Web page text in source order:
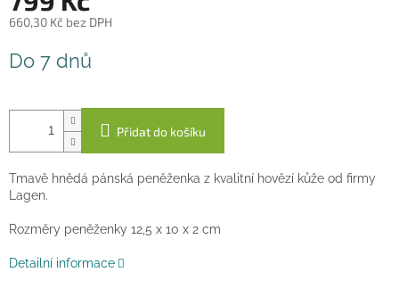
660,30 Kč bez DPH
cena:
Do 7 dnů
Přidat do košíku
Tmavě hnědá pánská peněženka z kvalitní hovězí kůže od firmy
Lagen.
Rozměry peněženky 12,5 x 10 x 2 cm
Detailní informace